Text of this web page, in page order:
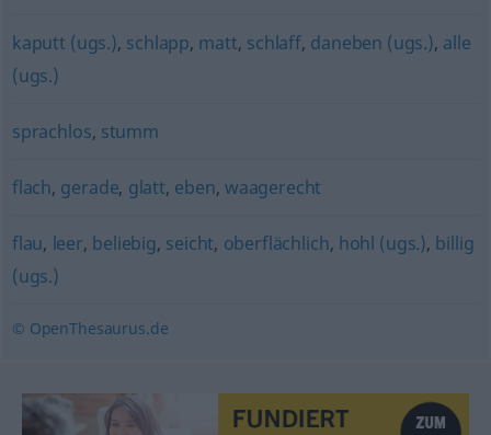
kaputt (ugs.), schlapp, matt, schlaff, daneben (ugs.), alle
(ugs.)
sprachlos, stumm
flach, gerade, glatt, eben, waagerecht
flau, leer, beliebig, seicht, oberflächlich, hohl (ugs.), billig
(ugs.)
© OpenThesaurus.de